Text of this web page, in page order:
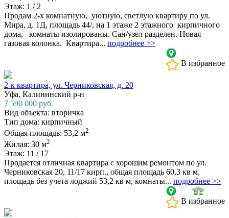
Этаж: 1 / 2
Продам 2-х комнатную, уютную, светлую квартиру по ул.
Мира, д. 1Д, площадь 44/, на 1 этаже 2 этажного кирпичного
дома, комнаты изолированы. Сан/узел разделен. Новая
газовая колонка. Квартира... подробнее >>
В избранное
2-к квартира, ул. Черниковская, д. 20
Уфа, Калининский р-н
7 590 000 руб.
Вид объекта: вторичка
Тип дома: кирпичный
Общая площадь: 53,2 м2
Жилая: 30 м2
Этаж: 11 / 17
Продается отличная квартира с хорошим ремонтом по ул.
Черниковская 20, 11/17 кирп., общая площадь 60,3 кв м,
площадь без учета лоджий 53,2 кв м, комнаты... подробнее >>
В избранное